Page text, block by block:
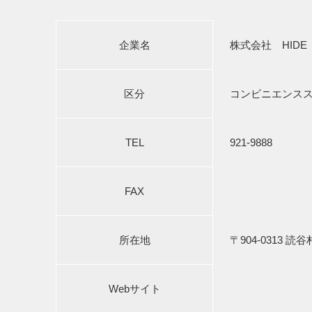
企業名 株式会社 HIDE
区分 コンビニエンス
TEL 921-9888
FAX
所在地 〒904-0313 読谷
Webサイト